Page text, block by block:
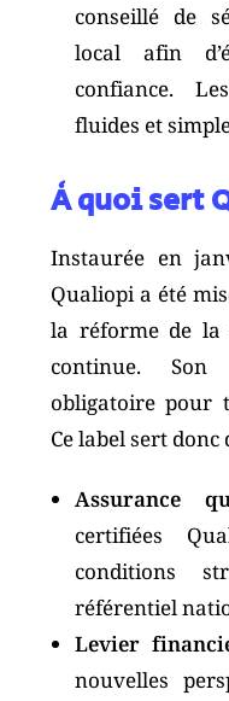
conseillé de
local afin
confiance.
fluides et
À quoi sert
Instaurée en
Qualiopi a été
la réforme de la
continue.
obligatoire pour
Ce label sert donc
Assurance
certifiées
conditions
référentiel
Levier
nouvelles